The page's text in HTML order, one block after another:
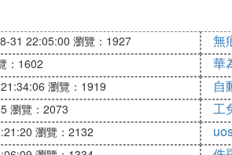
迅的修圖軟體，為用戶提供專門
體提供智能摳圖的功能，大家快
水印去除軟體，為用戶提供了無
31 22:05:00 瀏覽：1927 無
：1602 華
瀏覽：1919 自
瀏覽：2073 工
瀏覽：2132